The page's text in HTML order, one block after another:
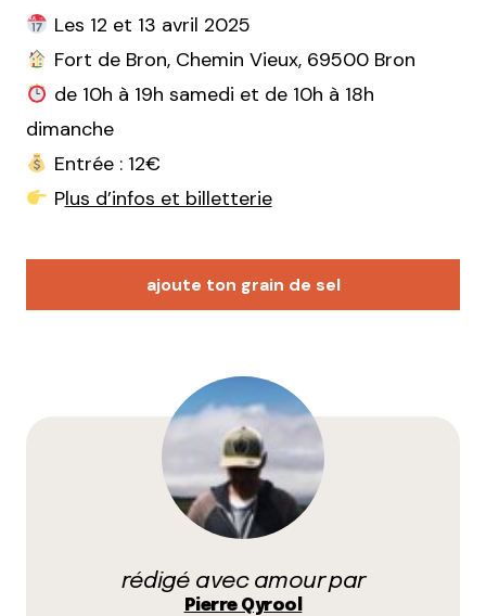
Les 12 et 13 avril 2025
Fort de Bron, Chemin Vieux, 69500 Bron
de 10h à 19h samedi et de 10h à 18h
dimanche
Entrée : 12€
Plus d’infos et billetterie
ajoute ton grain de sel
Votre adresse e-mail ne sera pas publiée.
champs obligatoires sont indiqués avec
Prévenez-moi de tous les nouveaux commentaires
rédigé avec amour par
Pierre Qyrool